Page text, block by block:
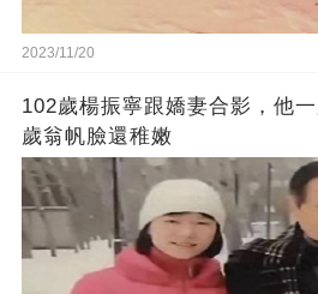
2023/11/20
102歲楊振寧跟嬌妻合影，他
歲翁帆臉還稚嫩